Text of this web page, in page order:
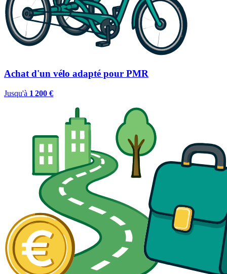
Achat d'un vélo adapté pour PMR
Jusqu'à 1 200 €